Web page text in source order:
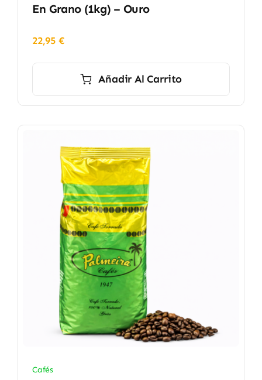
En Grano (1kg) – Ouro
22,95 €
Añadir Al Carrito
Cafés